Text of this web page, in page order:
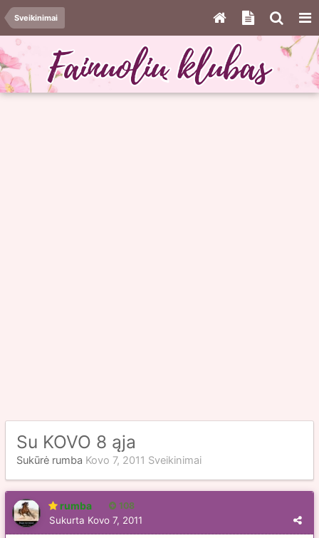
Sveikinimai
Su KOVO 8 ąja
Sukūrė rumba Kovo 7, 2011 Sveikinimai
rumba 108
Sukurta Kovo 7, 2011